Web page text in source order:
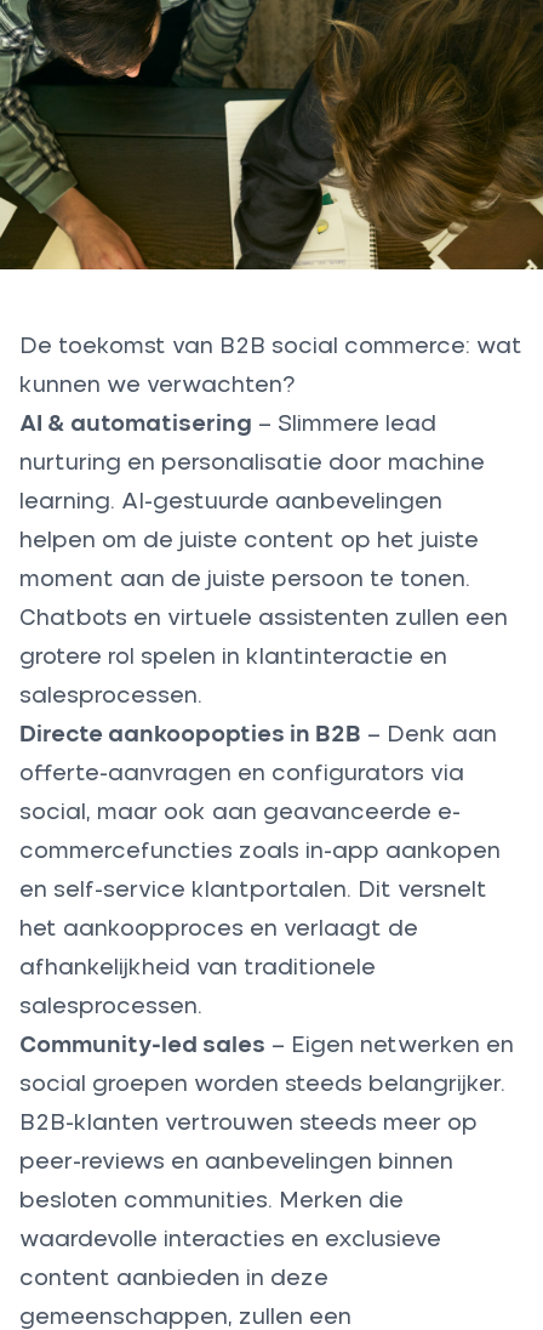
De toekomst van B2B social commerce: wat
kunnen we verwachten?
AI & automatisering – Slimmere lead
nurturing en personalisatie door machine
learning. AI-gestuurde aanbevelingen
helpen om de juiste content op het juiste
moment aan de juiste persoon te tonen.
Chatbots en virtuele assistenten zullen een
grotere rol spelen in klantinteractie en
salesprocessen.
Directe aankoopopties in B2B – Denk aan
offerte-aanvragen en configurators via
social, maar ook aan geavanceerde e-
commercefuncties zoals in-app aankopen
en self-service klantportalen. Dit versnelt
het aankoopproces en verlaagt de
afhankelijkheid van traditionele
salesprocessen.
Community-led sales – Eigen netwerken en
social groepen worden steeds belangrijker.
B2B-klanten vertrouwen steeds meer op
peer-reviews en aanbevelingen binnen
besloten communities. Merken die
waardevolle interacties en exclusieve
content aanbieden in deze
gemeenschappen, zullen een